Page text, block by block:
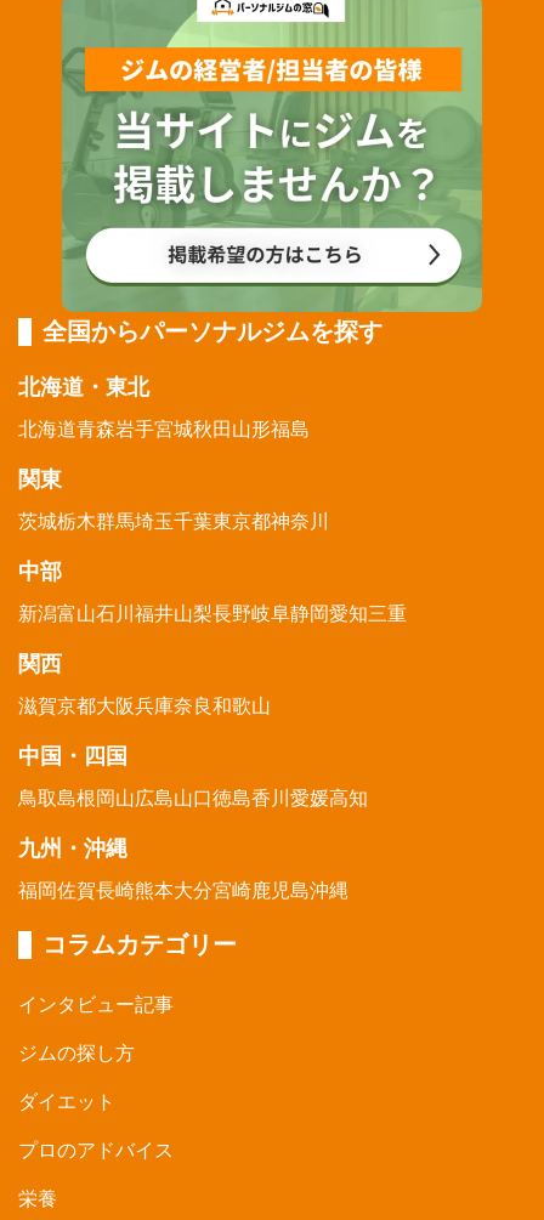
全国からパーソナルジムを探す
北海道・東北
北海道青森岩手宮城秋田山形福島
関東
茨城栃木群馬埼玉千葉東京都神奈川
中部
新潟富山石川福井山梨長野岐阜静岡愛知三重
関西
滋賀京都大阪兵庫奈良和歌山
中国・四国
鳥取島根岡山広島山口徳島香川愛媛高知
九州・沖縄
福岡佐賀長崎熊本大分宮崎鹿児島沖縄
コラムカテゴリー
インタビュー記事
ジムの探し方
ダイエット
プロのアドバイス
栄養